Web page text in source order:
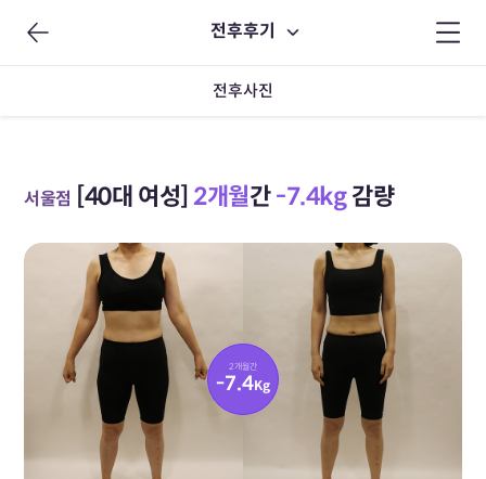
전후후기
전후사진
서울점 [40대 여성]2개월간-7.4kg감량
2개월간
-7.4Kg